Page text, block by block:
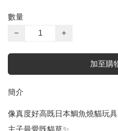
數量
−
+
加至購
簡介
像真度好高既日本鯛魚燒貓玩
主子最愛既貓草✨